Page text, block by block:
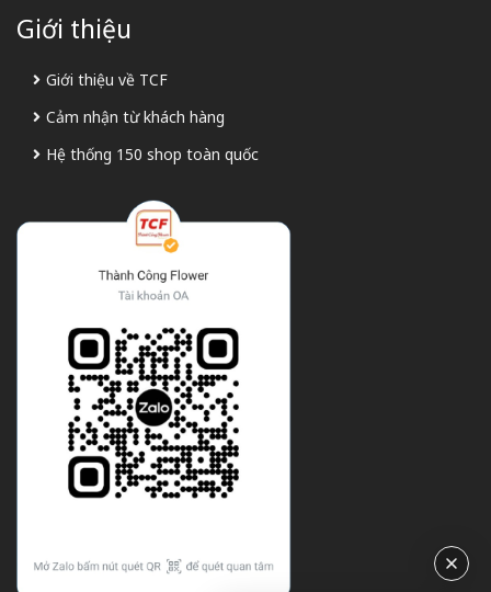
Giới thiệu
Giới thiệu về TCF
Cảm nhận từ khách hàng
Hệ thống 150 shop toàn quốc